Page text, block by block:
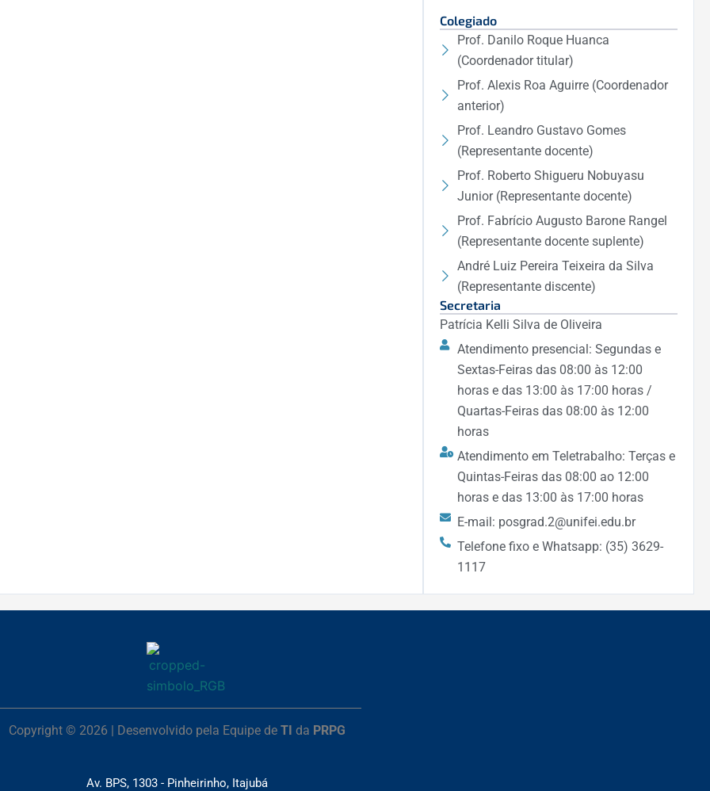
Colegiado
Prof. Danilo Roque Huanca
(Coordenador titular)
Prof. Alexis Roa Aguirre (Coordenador
anterior)
Prof. Leandro Gustavo Gomes
(Representante docente)
Prof. Roberto Shigueru Nobuyasu
Junior (Representante docente)
Prof. Fabrício Augusto Barone Rangel
(Representante docente suplente)
André Luiz Pereira Teixeira da Silva
(Representante discente)
Secretaria
Patrícia Kelli Silva de Oliveira
Atendimento presencial: Segundas e
Sextas-Feiras das 08:00 às 12:00
horas e das 13:00 às 17:00 horas /
Quartas-Feiras das 08:00 às 12:00
horas
Atendimento em Teletrabalho: Terças e
Quintas-Feiras das 08:00 ao 12:00
horas e das 13:00 às 17:00 horas
E-mail: posgrad.2@unifei.edu.br
Telefone fixo e Whatsapp: (35) 3629-
1117
Copyright © 2026 | Desenvolvido pela Equipe deTI da PRPG
Av. BPS, 1303 - Pinheirinho, Itajubá